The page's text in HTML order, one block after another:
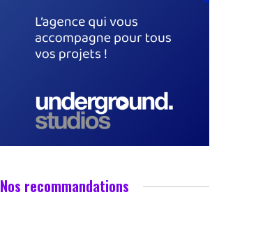
Nos recommandations